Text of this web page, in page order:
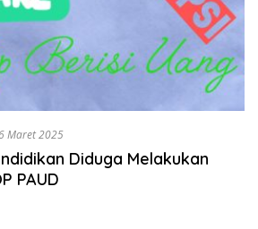
Maret 2025
Diduga Melakukan
PAUD